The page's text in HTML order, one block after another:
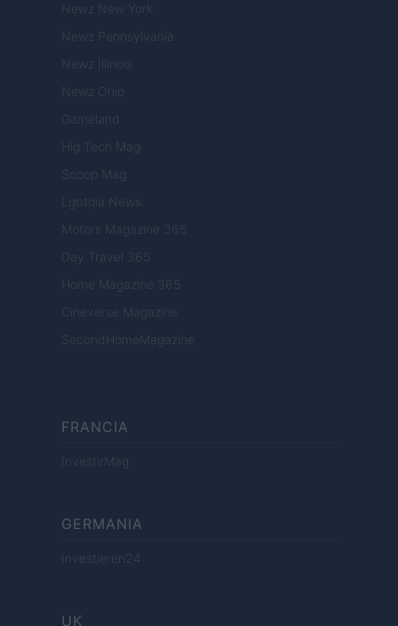
Newz New York
Newz Pennsylvania
Newz Illinois
Newz Ohio
Gameland
Hig Tech Mag
Scoop Mag
Lgbtqia News
Motors Magazine 365
Day Travel 365
Home Magazine 365
Cineverse Magazine
SecondHomeMagazine
FRANCIA
InvestirMag
GERMANIA
Investieren24
UK